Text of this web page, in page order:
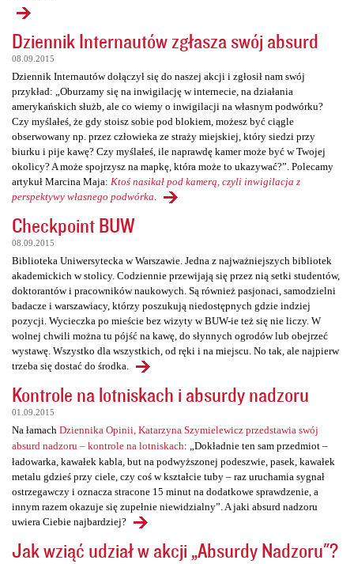
Dziennik Internautów zgłasza swój absurd
08.09.2015
Dziennik Internautów dołączył się do naszej akcji i zgłosił nam swój
przykład: „Oburzamy się na inwigilację w internecie, na działania
amerykańskich służb, ale co wiemy o inwigilacji na własnym podwórku?
Czy myślałeś, że gdy stoisz sobie pod blokiem, możesz być ciągle
obserwowany np. przez człowieka ze straży miejskiej, który siedzi przy
biurku i pije kawę? Czy myślałeś, ile naprawdę kamer może być w Twojej
okolicy? A może spojrzysz na mapkę, która może to ukazywać?”. Polecamy
artykuł Marcina Maja: Ktoś nasikał pod kamerą, czyli inwigilacja z
perspektywy własnego podwórka
Checkpoint BUW
08.09.2015
Biblioteka Uniwersytecka w Warszawie. Jedna z najważniejszych bibliotek
akademickich w stolicy. Codziennie przewijają się przez nią setki studentów,
doktorantów i pracowników naukowych. Są również pasjonaci, samodzielni
badacze i warszawiacy, którzy poszukują niedostępnych gdzie indziej
pozycji. Wycieczka po mieście bez wizyty w BUW-ie też się nie liczy. W
wolnej chwili można tu pójść na kawę, do słynnych ogrodów lub obejrzeć
wystawę. Wszystko dla wszystkich, od ręki i na miejscu. No tak, ale najpierw
trzeba się dostać do środka.
Kontrole na lotniskach i absurdy nadzoru
01.09.2015
Na łamach Dziennika Opinii, Katarzyna Szymielewicz przedstawia swój
absurd nadzoru – kontrole na lotniskach: „Dokładnie ten sam przedmiot –
ładowarka, kawałek kabla, but na podwyższonej podeszwie, pasek, kawałek
metalu gdzieś przy ciele, czy coś w kształcie tuby – raz uruchamia sygnał
ostrzegawczy i oznacza stracone 15 minut na dodatkowe sprawdzenie, a
innym razem okazuje się zupełnie niewidzialny”. A jaki absurd nadzoru
uwiera Ciebie najbardziej?
Jak wziąć udział w akcji „Absurdy Nadzoru"?